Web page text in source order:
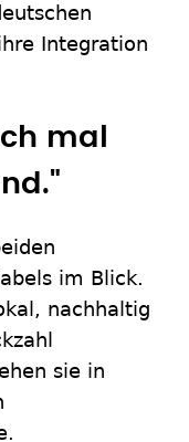
Integration
mal
im Blick.
nachhaltig
sie in